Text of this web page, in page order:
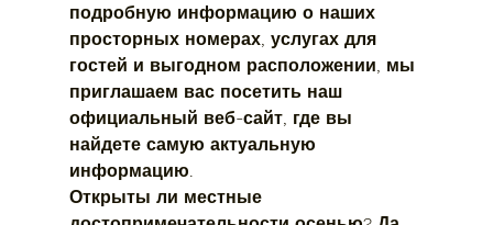
подробную информацию о наших
просторных номерах, услугах для
гостей и выгодном расположении, мы
приглашаем вас посетить наш
официальный веб-сайт, где вы
найдете самую актуальную
информацию.
Открыты ли местные